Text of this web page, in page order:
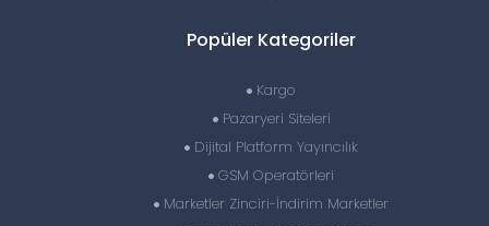
Popüler Kategoriler
Kargo
Pazaryeri Siteleri
Dijital Platform Yayıncılık
GSM Operatörleri
Marketler Zinciri-İndirim Marketler